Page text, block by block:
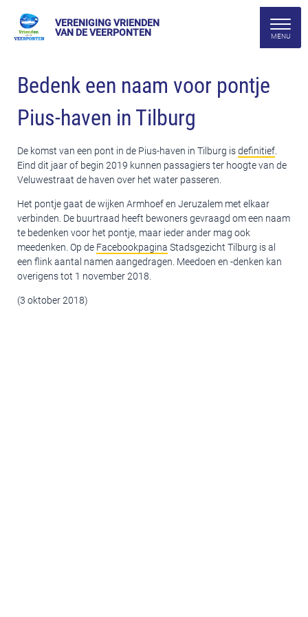
VERENIGING VRIENDEN
VAN DE VEERPONTEN
Bedenk een naam voor pontje
Pius-haven in Tilburg
De komst van een pont in de Pius-haven in Tilburg isdefinitief
Eind dit jaar of begin 2019 kunnen passagiers ter hoogte van de
Veluwestraat de haven over het water passeren.
Het pontje gaat de wijken Armhoef en Jeruzalem met elkaar
verbinden. De buurtraad heeft bewoners gevraagd om een naam
te bedenken voor het pontje, maar ieder ander mag ook
meedenken. Op de Facebookpagina Stadsgezicht Tilburg is al
een flink aantal namen aangedragen. Meedoen en -denken kan
overigens tot 1 november 2018.
(3 oktober 2018)